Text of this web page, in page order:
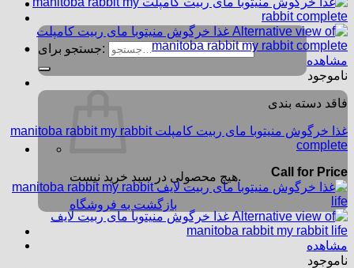
جستجو برای:
هیچ محصولی در سبد خرید نیست.
بازگشت به فروشگاه
مشاهده
ناموجود
فاقد دسته بندی
غذا خرگوش منیتوبا مای ربیت کامپلت manitoba rabbit my rabbit
complete
Call for Price
مشاهده
ناموجود